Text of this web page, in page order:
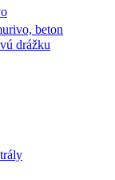
beton
drážku